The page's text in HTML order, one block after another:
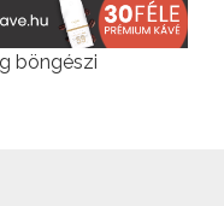
böngészi